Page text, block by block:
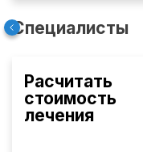
Специалисты
Расчитать
стоимость
лечения